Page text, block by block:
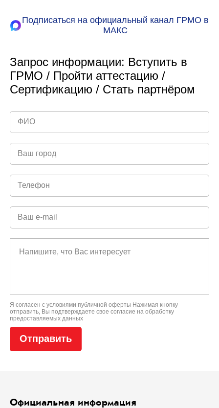
Подписаться на официальный канал ГРМО в
МАКС
Запрос информации: Вступить в
ГРМО / Пройти аттестацию /
Сертификацию / Стать партнёром
Я согласен с условиями публичной оферты Нажимая кнопку
отправить, Вы подтверждаете свое согласие на обработку
предоставляемых данных
Официальная информация